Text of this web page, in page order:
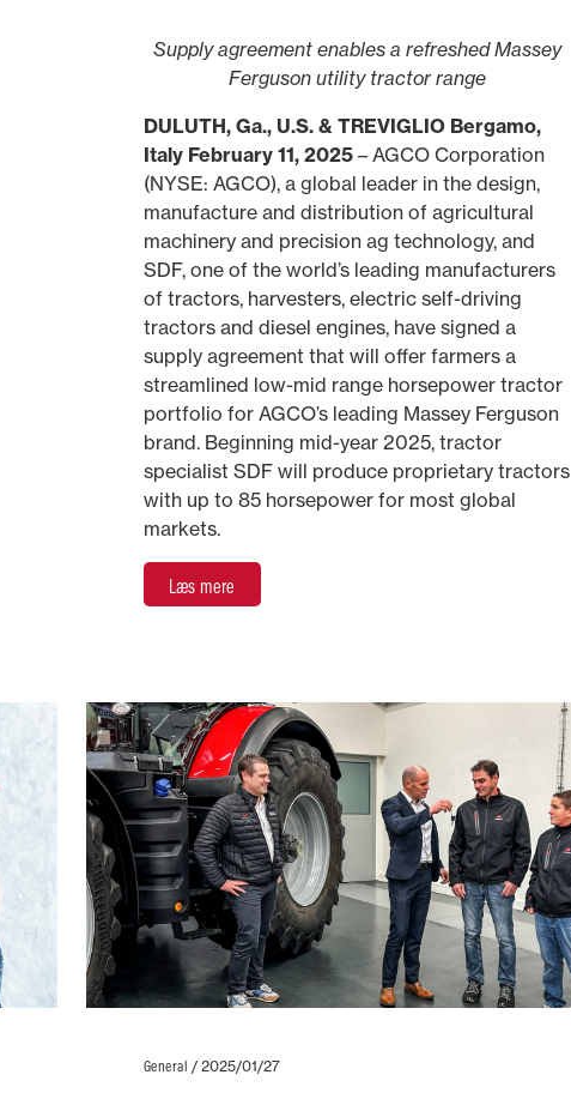
Supply agreement enables a refreshed Massey
Ferguson utility tractor range
DULUTH, Ga., U.S. & TREVIGLIO Bergamo,
Italy February 11, 2025 – AGCO Corporation
(NYSE: AGCO), a global leader in the design,
manufacture and distribution of agricultural
machinery and precision ag technology, and
SDF, one of the world’s leading manufacturers
of tractors, harvesters, electric self-driving
tractors and diesel engines, have signed a
supply agreement that will offer farmers a
streamlined low-mid range horsepower tractor
portfolio for AGCO’s leading Massey Ferguson
brand. Beginning mid-year 2025, tractor
specialist SDF will produce proprietary tractors
with up to 85 horsepower for most global
markets.
Læs mere
General /2025/01/27